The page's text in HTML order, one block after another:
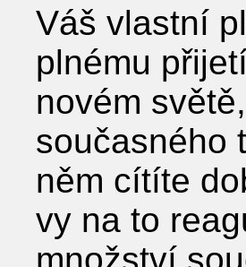
Váš vlastní
plnému
novém
současného
něm cítíte
vy na to
množství